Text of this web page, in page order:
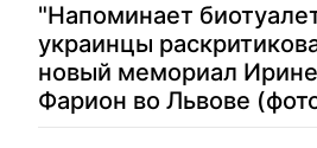
"Напоминает
украинцы
новый мемориал Ирине
Фарион во Львове